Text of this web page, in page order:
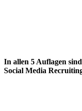
In allen 5 Auflagen
Social Media